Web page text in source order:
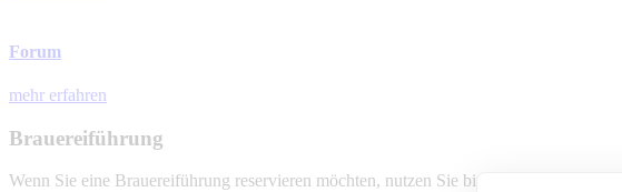
Forum
mehr erfahren
Brauereiführung
Wenn Sie eine Brauereiführung reservieren möchten, nutzen Sie bitte das